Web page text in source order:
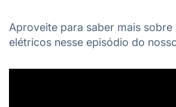
Aproveite para saber mais sobre
elétricos nesse episódio do